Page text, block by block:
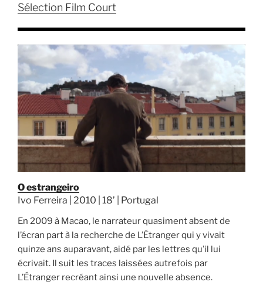
Sélection Film Court
O estrangeiro
Ivo Ferreira | 2010 | 18’ | Portugal
En 2009 à Macao, le narrateur quasiment absent de
l’écran part à la recherche de L’Étranger qui y vivait
quinze ans auparavant, aidé par les lettres qu’il lui
écrivait. Il suit les traces laissées autrefois par
L’Étranger recréant ainsi une nouvelle absence.